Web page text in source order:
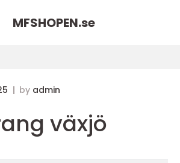
MFSHOPEN.se
by admin
växjö